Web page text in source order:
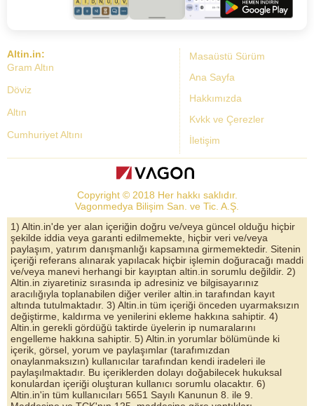
Masaüstü Sürüm
Ana Sayfa
Hakkımızda
Kvkk ve Çerezler
İletişim
Altin.in:
Gram Altın
Döviz
Altın
Cumhuriyet Altını
Dolar Kuru
Altın Yorumları
Döviz Kurları
Çeyrek Altın
Bitcoin
Euro/Dolar Parite
Sterlin
Döviz Arşivi
Copyright © 2018 Her hakkı saklıdır.
Vagonmedya Bilişim San. ve Tic. A.Ş.
1) Altin.in'de yer alan içeriğin doğru ve/veya güncel olduğu hiçbir
şekilde iddia veya garanti edilmemekte, hiçbir veri ve/veya
paylaşım, yatırım danışmanlığı kapsamına girmemektedir. Sitenin
içeriği referans alınarak yapılacak hiçbir işlemin doğuracağı maddi
ve/veya manevi herhangi bir kayıptan altin.in sorumlu değildir. 2)
Altin.in ziyaretiniz sırasında ip adresiniz ve bilgisayarınız
aracılığıyla toplanabilen diğer veriler altin.in tarafından kayıt
altında tutulmaktadır. 3) Altin.in tüm içeriği önceden uyarmaksızın
değiştirme, kaldırma ve yenilerini ekleme hakkına sahiptir. 4)
Altin.in gerekli gördüğü taktirde üyelerin ip numaralarını
engelleme hakkına sahiptir. 5) Altin.in yorumlar bölümünde ki
içerik, görsel, yorum ve paylaşımlar (tarafımızdan
onaylanmaksızın) kullanıcılar tarafından kendi iradeleri ile
paylaşılmaktadır. Bu içeriklerden dolayı doğabilecek hukuksal
konulardan içeriği oluşturan kullanıcı sorumlu olacaktır. 6)
Altin.in'in tüm kullanıcıları 5651 Sayılı Kanunun 8. ile 9.